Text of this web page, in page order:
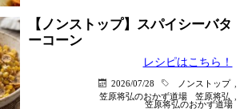
【ノンストップ】スパイシーバタ
ーコーン
レシピはこちら！
2026/07/28 ノンストップ
笠原将弘のおかず道場
笠原将弘
笠原将弘のおかず道場